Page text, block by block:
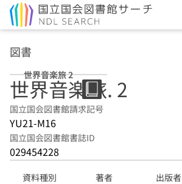
図書
世界音楽旅 2
世界音楽旅. 2
国立国会図書館請求記号
YU21-M16
国立国会図書館書誌ID
029454228
資料種別 著者 出版者